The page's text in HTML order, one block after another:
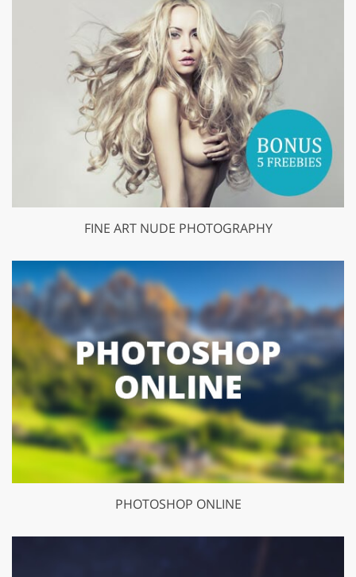
FINE ART NUDE PHOTOGRAPHY
PHOTOSHOP ONLINE